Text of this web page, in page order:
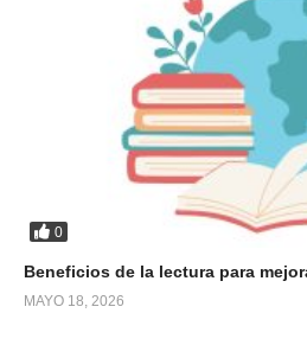
0
Beneficios de la lectura para
MAYO 18, 2026